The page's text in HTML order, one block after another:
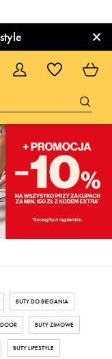
×
BUTY DO BIEGANIA
BUTY ZIMOWE
BUTY LIFESTYLE